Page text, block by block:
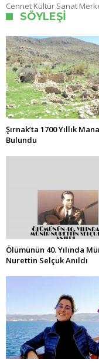
Cennet Kültür Sanat
SÖYLEŞI
Şırnak’ta 1700 Yıllık
Bulundu
Ölümünün 40. Yılında
Nurettin Selçuk Anıldı